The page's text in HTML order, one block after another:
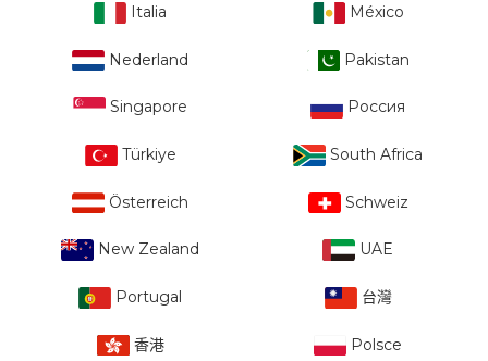
Italia México
Nederland Pakistan
Singapore Россия
Türkiye South Africa
Österreich Schweiz
New Zealand UAE
Portugal 台灣
香港 Polsce